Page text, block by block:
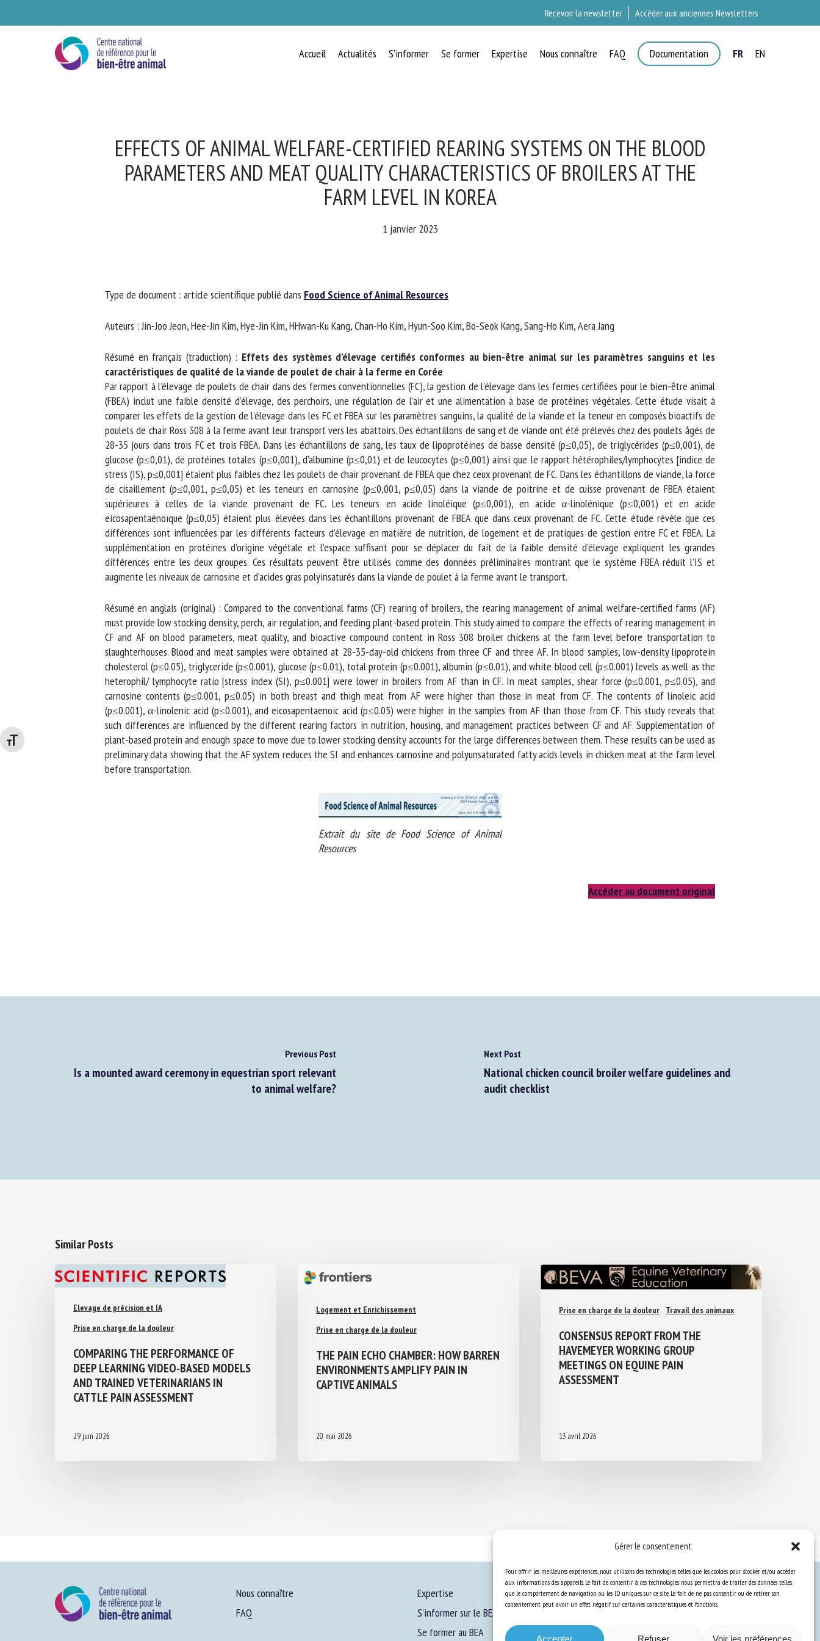
Gérer le consentement
Pour offrir les meilleures expériences, nous utilisons des technologies telles que les cookies pour stocker et/ou accéder
aux informations des appareils. Le fait de consentir à ces technologies nous permettra de traiter des données telles
que le comportement de navigation ou les ID uniques sur ce site. Le fait de ne pas consentir ou de retirer son
consentement peut avoir un effet négatif sur certaines caractéristiques et fonctions.
Accepter Refuser Voir les préférences
Changer la taille de la police
Recevoir la newsletter Accéder aux anciennes Newsletters
Accueil Actualités S’informer Se former Expertise Nous connaître FAQ Documentation FR EN
EFFECTS OF ANIMAL WELFARE-CERTIFIED REARING SYSTEMS ON THE BLOOD
PARAMETERS AND MEAT QUALITY CHARACTERISTICS OF BROILERS AT THE
FARM LEVEL IN KOREA
1 janvier 2023
Type de document : article scientifique publié dansFood Science of Animal Resources
Auteurs : Jin-Joo Jeon, Hee-Jin Kim, Hye-Jin Kim, HHwan-Ku Kang, Chan-Ho Kim, Hyun-Soo Kim, Bo-Seok Kang, Sang-Ho Kim, Aera Jang
Résumé en français (traduction) : Effets des systèmes d’élevage certifiés conformes au bien-être animal sur les paramètres sanguins et les
caractéristiques de qualité de la viande de poulet de chair à la ferme en Corée
Par rapport à l’élevage de poulets de chair dans des fermes conventionnelles (FC), la gestion de l’élevage dans les fermes certifiées pour le bien-être animal
(FBEA) inclut une faible densité d’élevage, des perchoirs, une régulation de l’air et une alimentation à base de protéines végétales. Cette étude visait à
comparer les effets de la gestion de l’élevage dans les FC et FBEA sur les paramètres sanguins, la qualité de la viande et la teneur en composés bioactifs de
poulets de chair Ross 308 à la ferme avant leur transport vers les abattoirs. Des échantillons de sang et de viande ont été prélevés chez des poulets âgés de
28-35 jours dans trois FC et trois FBEA. Dans les échantillons de sang, les taux de lipoprotéines de basse densité (p≤0,05), de triglycérides (p≤0,001), de
glucose (p≤0,01), de protéines totales (p≤0,001), d’albumine (p≤0,01) et de leucocytes (p≤0,001) ainsi que le rapport hétérophiles/lymphocytes [indice de
stress (IS), p≤0,001] étaient plus faibles chez les poulets de chair provenant de FBEA que chez ceux provenant de FC. Dans les échantillons de viande, la force
de cisaillement (p≤0,001, p≤0,05) et les teneurs en carnosine (p≤0,001, p≤0,05) dans la viande de poitrine et de cuisse provenant de FBEA étaient
supérieures à celles de la viande provenant de FC. Les teneurs en acide linoléique (p≤0,001), en acide α-linolénique (p≤0,001) et en acide
eicosapentaénoïque (p≤0,05) étaient plus élevées dans les échantillons provenant de FBEA que dans ceux provenant de FC. Cette étude révèle que ces
différences sont influencées par les différents facteurs d’élevage en matière de nutrition, de logement et de pratiques de gestion entre FC et FBEA. La
supplémentation en protéines d’origine végétale et l’espace suffisant pour se déplacer du fait de la faible densité d’élevage expliquent les grandes
différences entre les deux groupes. Ces résultats peuvent être utilisés comme des données préliminaires montrant que le système FBEA réduit l’IS et
augmente les niveaux de carnosine et d’acides gras polyinsaturés dans la viande de poulet à la ferme avant le transport.
Résumé en anglais (original) : Compared to the conventional farms (CF) rearing of broilers, the rearing management of animal welfare-certified farms (AF)
must provide low stocking density, perch, air regulation, and feeding plant-based protein. This study aimed to compare the effects of rearing management in
CF and AF on blood parameters, meat quality, and bioactive compound content in Ross 308 broiler chickens at the farm level before transportation to
slaughterhouses. Blood and meat samples were obtained at 28-35-day-old chickens from three CF and three AF. In blood samples, low-density lipoprotein
cholesterol (p≤0.05), triglyceride (p≤0.001), glucose (p≤0.01), total protein (p≤0.001), albumin (p≤0.01), and white blood cell (p≤0.001) levels as well as the
heterophil/ lymphocyte ratio [stress index (SI), p≤0.001] were lower in broilers from AF than in CF. In meat samples, shear force (p≤0.001, p≤0.05), and
carnosine contents (p≤0.001, p≤0.05) in both breast and thigh meat from AF were higher than those in meat from CF. The contents of linoleic acid
(p≤0.001), α-linolenic acid (p≤0.001), and eicosapentaenoic acid (p≤0.05) were higher in the samples from AF than those from CF. This study reveals that
such differences are influenced by the different rearing factors in nutrition, housing, and management practices between CF and AF. Supplementation of
plant-based protein and enough space to move due to lower stocking density accounts for the large differences between them. These results can be used as
preliminary data showing that the AF system reduces the SI and enhances carnosine and polyunsaturated fatty acids levels in chicken meat at the farm level
before transportation.
Extrait du site de Food Science of Animal
Resources
Accéder au document original
Previous Post
Is a mounted award ceremony in equestrian sport relevant
to animal welfare?
Next Post
National chicken council broiler welfare guidelines and
audit checklist
Similar Posts
Elevage de précision et IA
Prise en charge de la douleur
COMPARING THE PERFORMANCE OF
DEEP LEARNING VIDEO-BASED MODELS
AND TRAINED VETERINARIANS IN
CATTLE PAIN ASSESSMENT
29 juin 2026
Logement et Enrichissement
Prise en charge de la douleur
THE PAIN ECHO CHAMBER: HOW
BARREN ENVIRONMENTS AMPLIFY PAIN
IN CAPTIVE ANIMALS
20 mai 2026
Prise en charge de la douleur Travail des animaux
CONSENSUS REPORT FROM THE
HAVEMEYER WORKING GROUP
MEETINGS ON EQUINE PAIN
ASSESSMENT
13 avril 2026
Nous connaître
FAQ
Expertise
S’informer sur le BEA
Se former au BEA
Ressources
BIEN-ÊTRE ANIMAL
*
En soumettant ce formulaire, j'accepte que les informations saisies soient
utilisées dans le cadre de la relation avec le CNR BEA. *
Les champs suivis de * sont obligatoires